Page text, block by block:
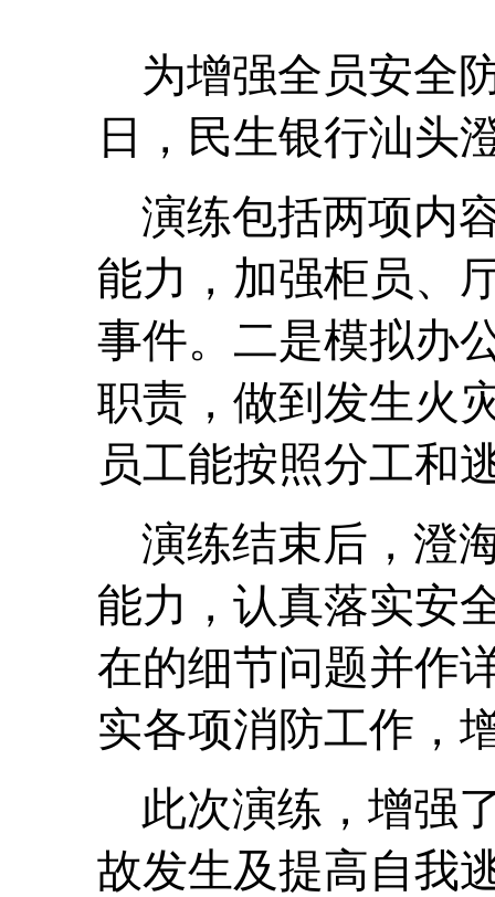
为增强全员安全
日， 民生银行汕头
演练包括两项内
能力，加强柜员、
事件。二是模拟办
职责，做到发生火
员工能按照分工和
演练结束后，澄
能力，认真落实安
在的细节问题并作
实各项消防工作，
此次演练 ，增强
故发生及提高自我